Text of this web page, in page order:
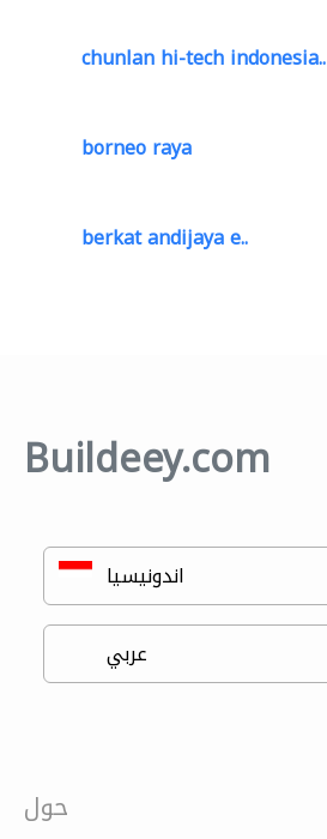
chunlan hi-tech indonesia..
borneo raya
berkat andijaya e..
Buildeey.com
حول